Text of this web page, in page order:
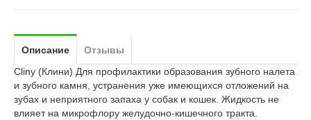
Описание
Отзывы
Cliny (Клини) Для профилактики образования зубного налета
и зубного камня, устранения уже имеющихся отложений на
зубах и неприятного запаха у собак и кошек. Жидкость не
влияет на микрофлору желудочно-кишечного тракта.